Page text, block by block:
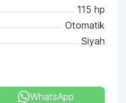
115 hp
Otomatik
Siyah
WhatsApp